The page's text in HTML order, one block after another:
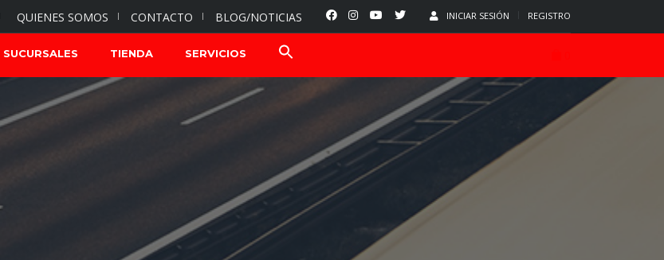
INICIAR SESIÓN REGISTRO
QUIENES SOMOS CONTACTO BLOG/NOTICIAS
SUCURSALES TIENDA SERVICIOS